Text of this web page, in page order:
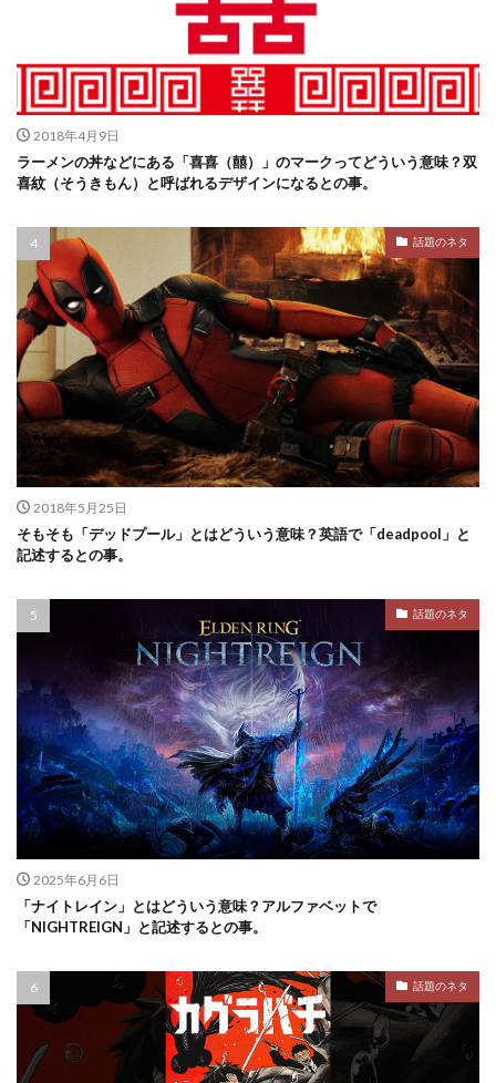
2018年4月9日
ラーメンの丼などにある「喜喜（囍）」のマークってどういう意味？双
喜紋（そうきもん）と呼ばれるデザインになるとの事。
話題のネタ
2018年5月25日
そもそも「デッドプール」とはどういう意味？英語で「deadpool」と
記述するとの事。
話題のネタ
2025年6月6日
「ナイトレイン」とはどういう意味？アルファベットで
「NIGHTREIGN」と記述するとの事。
話題のネタ